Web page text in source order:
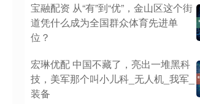
宝融配资 从“有”到“优”，金山区这个街
道凭什么成为全国群众体育先进单
位？
宏琳优配 中国不藏了，亮出一堆黑科
技，美军那个叫小儿科_无人机_我军_
装备